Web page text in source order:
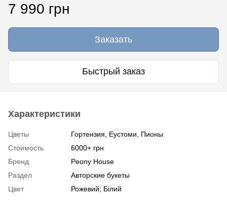
7 990 грн
Заказать
Быстрый заказ
Характеристики
Цветы
Гортензия, Еустоми, Пионы
Стоимость
6000+ грн
Бренд
Peony House
Раздел
Авторские букеты
Цвет
Рожевий; Білий